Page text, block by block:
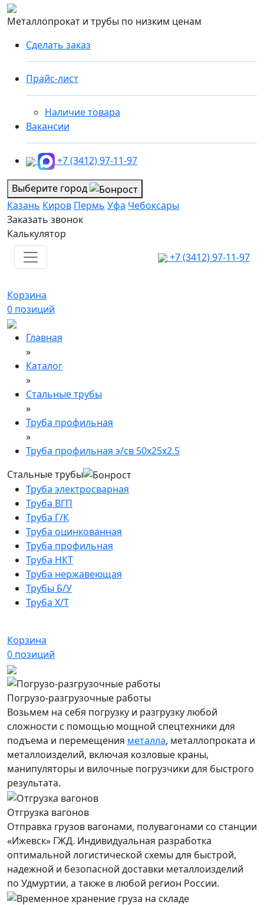
Металлопрокат и трубы по низким ценам
Сделать заказ
Прайс-лист
Наличие товара
Вакансии
+7 (3412) 97-11-97
Выберите город
Казань Киров Пермь Уфа Чебоксары
Заказать звонок
Калькулятор
+7 (3412) 97-11-97
Корзина
0 позиций
Главная
»
Каталог
»
Стальные трубы
»
Труба профильная
»
Труба профильная э/св 50х25х2.5
Стальные трубы
Труба электросварная
Труба ВГП
Труба Г/К
Труба оцинкованная
Труба профильная
Труба НКТ
Труба нержавеющая
Трубы Б/У
Труба Х/Т
Корзина
0 позиций
Погрузо-разгрузочные работы
Возьмем на себя погрузку и разгрузку любой
сложности с помощью мощной спецтехники для
подъема и перемещения металла, металлопроката и
металлоизделий, включая козловые краны,
манипуляторы и вилочные погрузчики для быстрого
результата.
Отгрузка вагонов
Отправка грузов вагонами, полувагонами со станции
«Ижевск» ГЖД. Индивидуальная разработка
оптимальной логистической схемы для быстрой,
надежной и безопасной доставки металлоизделий
по Удмуртии, а также в любой регион России.